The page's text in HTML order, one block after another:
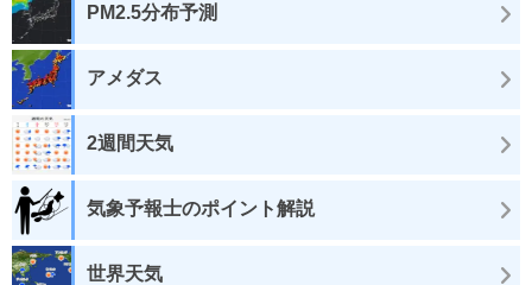
PM2.5分布予測
アメダス
2週間天気
気象予報士のポイント解説
世界天気